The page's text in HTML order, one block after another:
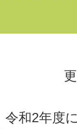
令和2年度